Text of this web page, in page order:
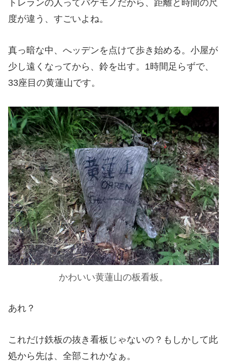
トレランの人ってバケモノだから、距離と時間の尺
度が違う、すごいよね。
真っ暗な中、へッデンを点けて歩き始める。小屋が
少し遠くなってから、鈴を出す。1時間足らずで、
33座目の黄蓮山です。
かわいい黄蓮山の板看板。
あれ？
これだけ鉄板の抜き看板じゃないの？もしかして此
処から先は、全部これかなぁ。